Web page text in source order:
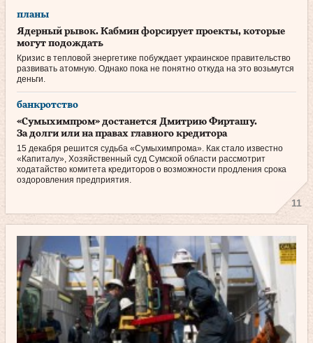
планы
Ядерный рывок. Кабмин форсирует проекты, которые
могут подождать
Кризис в тепловой энергетике побуждает украинское правительство
развивать атомную. Однако пока не понятно откуда на это возьмутся
деньги.
банкротство
«Сумыхимпром» достанется Дмитрию Фирташу.
За долги или на правах главного кредитора
15 декабря решится судьба «Сумы­химпрома». Как стало известно
«Капиталу», Хозяйственный суд Сумской области рассмотрит
ходатайство комитета кредиторов о возможности продления срока
оздоровления предприятия.
11